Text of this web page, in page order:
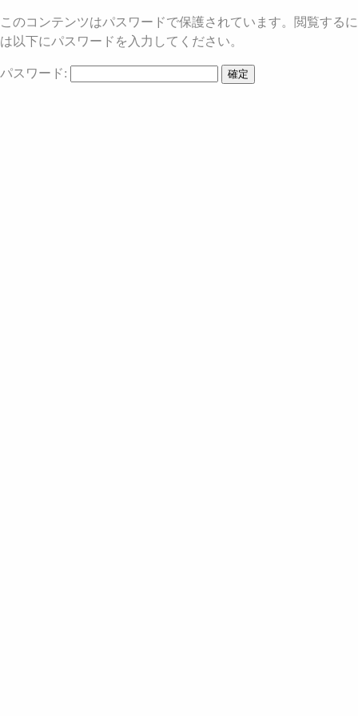
このコンテンツはパスワードで保護されています。閲覧するに
は以下にパスワードを入力してください。
パスワード: